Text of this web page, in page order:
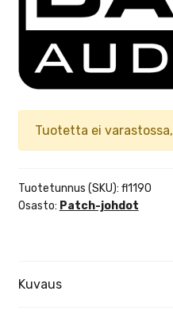
Tuotetta ei varastossa,
Tuotetunnus (SKU): fl1190
Osasto: Patch-johdot
Kuvaus